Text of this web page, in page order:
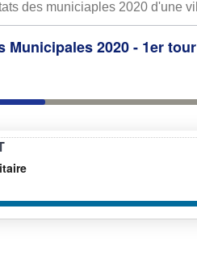
Municipales 2020 - 1er tour